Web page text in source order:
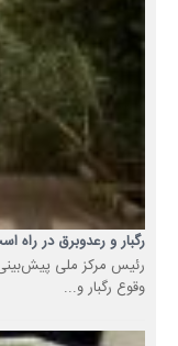
رگبار و رعدوبرق در
رئیس مرکز ملی
وقوع رگبار و...